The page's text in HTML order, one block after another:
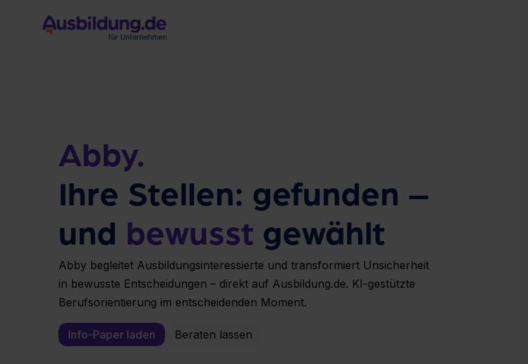
Abby.
Ihre Stellen: gefunden –
und bewusst gewählt
Abby begleitet Ausbildungsinteressierte und transformiert Unsicherheit
in bewusste Entscheidungen – direkt auf Ausbildung.de. KI-gestützte
Berufsorientierung im entscheidenden Moment.
Info-Paper laden Beraten lassen